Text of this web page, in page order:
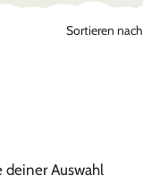
Sortieren nach
Auswahl